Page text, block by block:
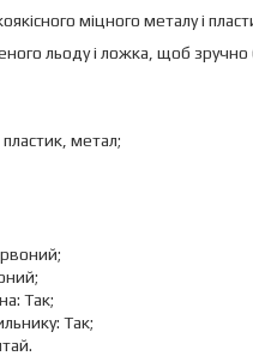
міцного металу і
льоду і ложка, щоб зручно
метал;
Так;
Так;